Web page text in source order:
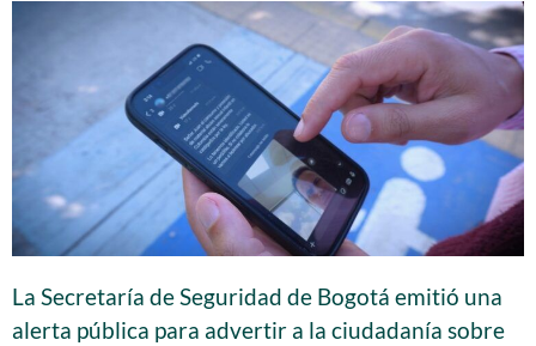
La Secretaría de Seguridad de Bogotá emitió una
alerta pública para advertir a la ciudadanía sobre